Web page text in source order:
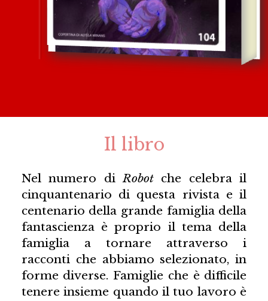
Il libro
Nel numero diRobot che celebra il
cinquantenario di questa rivista e il
centenario della grande famiglia della
fantascienza è proprio il tema della
famiglia a tornare attraverso i
racconti che abbiamo selezionato, in
forme diverse. Famiglie che è difficile
tenere insieme quando il tuo lavoro è